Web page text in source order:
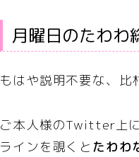
月曜日のたわわ
もはや説明不要な、比
ご本人様のTwitter上
ラインを覗くと たわわ